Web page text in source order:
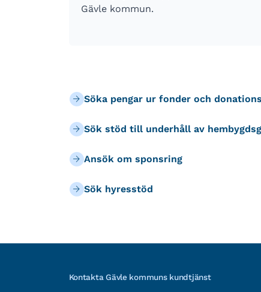
Gävle kommun.
Söka pengar ur fonder och
Sök stöd till underhåll av
Ansök om sponsring
Sök hyresstöd
Kontakta Gävle kommuns kundtjänst